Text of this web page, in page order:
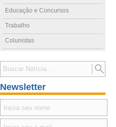
Educação e Concursos
Trabalho
Colunistas
Newsletter